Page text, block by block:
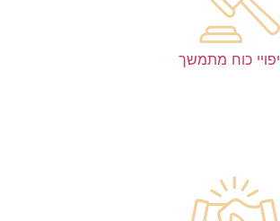
יפויי כוח מתמשך